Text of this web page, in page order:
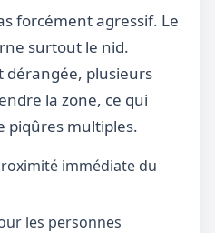
forcément agressif. Le
surtout le nid.
dérangée, plusieurs
la zone, ce qui
piqûres multiples.
immédiate du
les personnes